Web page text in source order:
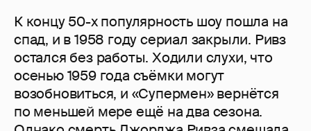
К концу 50-х популярность шоу пошла на
спад, и в 1958 году сериал закрыли. Ривз
остался без работы. Ходили слухи, что
осенью 1959 года съёмки могут
возобновиться, и «Супермен» вернётся
по меньшей мере ещё на два сезона.